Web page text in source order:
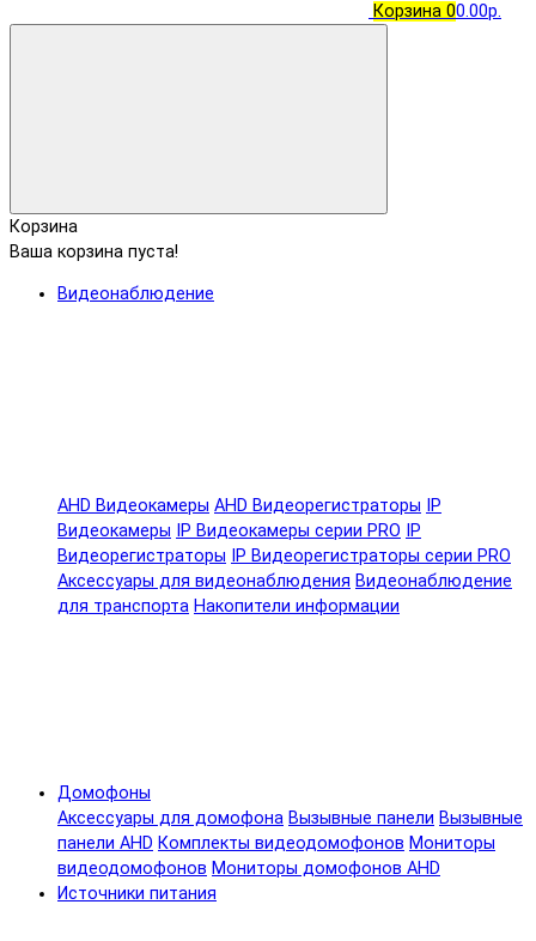
Корзина 00.00р.
Корзина
Ваша корзина пуста!
Видеонаблюдение
AHD Видеокамеры AHD Видеорегистраторы IP
Видеокамеры IP Видеокамеры серии PRO IP
Видеорегистраторы IP Видеорегистраторы серии PRO
Аксессуары для видеонаблюдения Видеонаблюдение
для транспорта Накопители информации
Домофоны
Аксессуары для домофона Вызывные панели Вызывные
панели AHD Комплекты видеодомофонов Мониторы
видеодомофонов Мониторы домофонов AHD
Источники питания